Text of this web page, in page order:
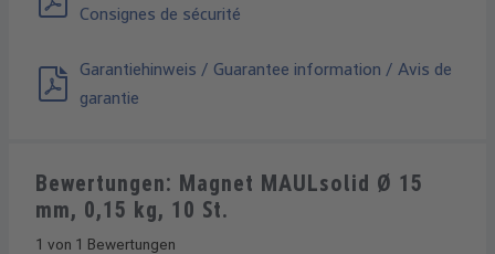
Consignes de sécurité
Garantiehinweis / Guarantee information / Avis de
garantie
Bewertungen: Magnet MAULsolid Ø 15
mm, 0,15 kg, 10 St.
1 von 1 Bewertungen